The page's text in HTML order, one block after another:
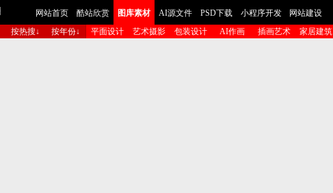
网站首页 酷站欣赏 图库素材 AI源文件 PSD下载 小程序开发
网站建设
按热搜↓ 按年份↓ 平面设计 艺术摄影 包装设计 AI作画 插画艺术 家居建筑